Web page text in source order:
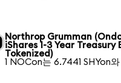
Northrop Grumman
iShares 1-3 Year Treasury
Tokenized)
1 NOCon는 6.7441 SHYon